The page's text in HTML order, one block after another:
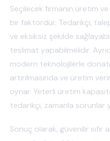
Seçilecek firmanın üretim
bir faktördür. Tedarikçi,
ve eksiksiz şekilde
teslimat yapabilmelidir.
modern teknolojilerle
artırılmasında ve üretim
oynar. Yeterli üretim
tedarikçi, zamanla sorunlar
Sonuç olarak, güvenilir sıfır